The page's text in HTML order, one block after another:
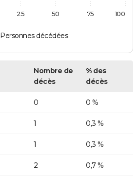
Personnes décédées
100
25 50 75
Nombre de
décès
% des
décès
0 0 %
1 0,3 %
1 0,3 %
2 0,7 %